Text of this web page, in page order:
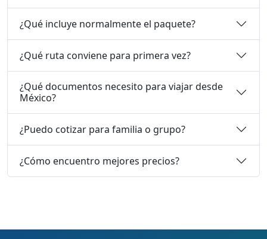
¿Qué incluye normalmente el paquete?
¿Qué ruta conviene para primera vez?
¿Qué documentos necesito para viajar desde
México?
¿Puedo cotizar para familia o grupo?
¿Cómo encuentro mejores precios?